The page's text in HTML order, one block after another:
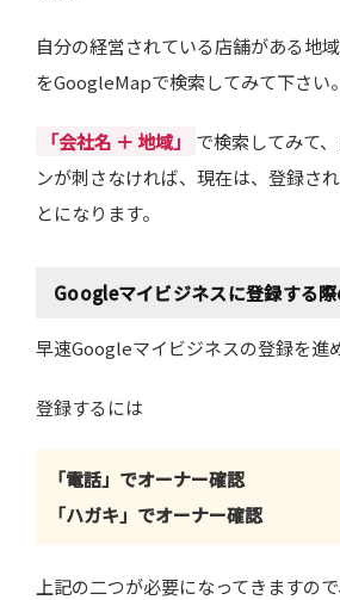
自分の経営されている店舗がある地
をGoogleMapで検索してみて下さい。
「会社名 ＋ 地域」
で検索してみて
ンが刺さなければ、現在は、登録さ
とになります。
Googleマイビジネスに登録する
早速Googleマイビジネスの登録を進
登録するには
「電話」でオーナー確認
「ハガキ」でオーナー確認
上記の二つが必要になってきますの